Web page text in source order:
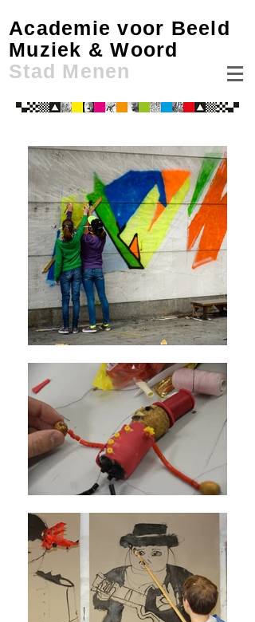
Academie voor Beeld
Muziek & Woord
Stad Menen